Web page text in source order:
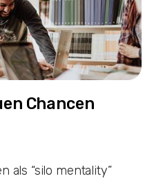
Chancen
als “silo mentality”